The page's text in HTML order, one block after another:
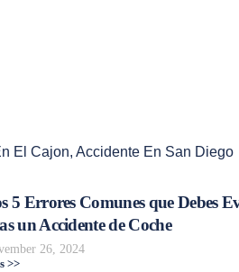
El Cajon, Accidente En San Diego
5 Errores Comunes que Debes
un Accidente de Coche
26, 2024
>>